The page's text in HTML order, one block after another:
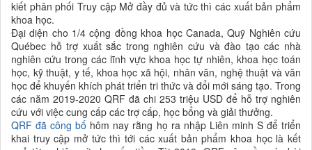
kiết phân phối Truy cập Mở đầy đủ và tức thì các xuất bản phẩm
khoa học.
Đại diện cho 1/4 cộng đồngkhoa học Canada, Quỹ Nghiên cứu
Québec hỗ trợ xuất sắc trong nghiên cứu và đào tạo các nhà
nghiên cứu trong các lĩnh vực khoa học tự nhiên, khoa học toán
học, kỹ thuật, y tế, khoa học xã hội, nhân văn, nghệ thuật và văn
học để khuyến khích phát triển tri thức và đổi mới sáng tạo. Trong
các năm 2019-2020 QRF đã chi 253 triệu USD để hỗ trợ nghiên
cứu với việc cung cấp các trợ cấp, học bổng và giải thưởng.
QRF đãcông bố hôm nay rằng họ ra nhập Liên minh S để triển
khai truy cập mở tức thì tới các xuất bản phẩmkhoa học là kết